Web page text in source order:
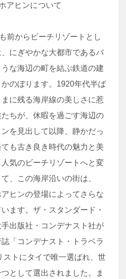
アヒンについて
前からビーチリゾートとし
にぎやかな大都市であるバ
な海辺の町を結ぶ鉄道の建
のぼります。1920年代半ば
に残る海岸線の美しさに惹
ちが、休暇を過ごす海辺の
を見出して以降、静かだっ
も古き良き時代の魅力と美
気のビーチリゾートへと変
、この海岸沿いの街は、
ヒンの登場によってさらな
ます。ザ・スタンダード・
出版社・コンデナスト社が
「コンデナスト・トラベラ
ストにタイで唯一選ばれ、世
として選出されました。ま